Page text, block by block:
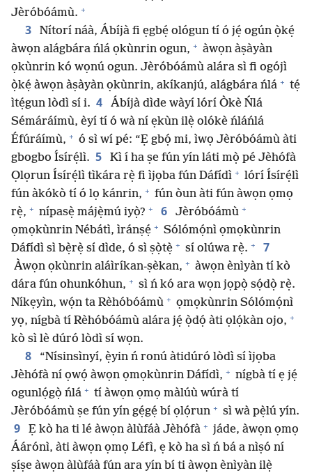
Jèróbóámù. +
3
Nítorí náà, Ábíjà fi ẹgbẹ́ ológun tí ó jẹ́ ogún ọ̀kẹ́
àwọn alágbára ńlá ọkùnrin ogun, + àwọn àṣàyàn
ọkùnrin kó wọnú ogun. Jèróbóámù alára sì fi ogójì
ọ̀kẹ́ àwọn àṣàyàn ọkùnrin, akíkanjú, alágbára ńlá + tẹ́
ìtẹ́gun lòdì sí i. 4
Ábíjà dìde wàyí lórí Òkè Ńlá
Sémáráímù, èyí tí ó wà ní ẹkùn ilẹ̀ olókè ńláńlá
Éfúráímù, + ó sì wí pé: “Ẹ gbọ́ mi, ìwọ Jèróbóámù àti
gbogbo Ísírẹ́lì. 5
Kì í ha ṣe fún yín láti mọ̀ pé Jèhófà
Ọlọrun Ísírẹ́lì tìkára rẹ̀ fi ìjọba fún Dáfídì + lórí Ísírẹ́lì
fún àkókò tí ó lọ kánrin, + fún òun àti fún àwọn ọmọ
rẹ̀, + nípasẹ̀ májẹ̀mú iyọ̀? + 6 Jèróbóámù +
ọmọkùnrin Nébátì, ìránṣẹ́ + Sólómọ́nì ọmọkùnrin
Dáfídì sì bẹ̀rẹ̀ sí dìde, ó sì ṣọ̀tẹ̀ + sí olúwa rẹ̀. + 7
Àwọn ọkùnrin aláìríkan-ṣèkan, + àwọn ènìyàn tí kò
dára fún ohunkóhun, + sì ń kó ara wọn jọpọ̀ sọ́dọ̀ rẹ̀.
Níkẹyìn, wọ́n ta Rèhóbóámù + ọmọkùnrin Sólómọ́nì
yọ, nígbà tí Rèhóbóámù alára jẹ́ ọ̀dọ́ àti ọlọ́kàn ojo, +
kò sì lè dúró lòdì sí wọn.
8
“Nísinsìnyí, ẹ̀yin ń ronú àtidúró lòdì sí ìjọba
Jèhófà ní ọwọ́ àwọn ọmọkùnrin Dáfídì, + nígbà tí ẹ jẹ́
ogunlọ́gọ̀ ńlá + tí àwọn ọmọ màlúù wúrà tí
Jèróbóámù ṣe fún yín gẹ́gẹ́ bí ọlọ́run + sì wà pẹ̀lú yín.
9 Ẹ kò ha ti lé àwọn àlùfáà Jèhófà + jáde, àwọn ọmọ
Áárónì, àti àwọn ọmọ Léfì, ẹ kò ha sì ń bá a nìṣó ní
ṣíṣe àwọn àlùfáà fún ara yín bí ti àwọn ènìyàn ilẹ̀